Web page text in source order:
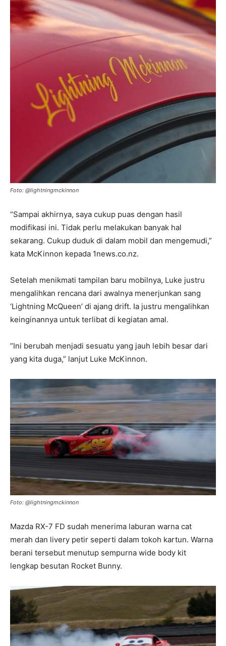
Foto: @lightningmckinnon
“Sampai akhirnya, saya cukup puas dengan hasil
modifikasi ini. Tidak perlu melakukan banyak hal
sekarang. Cukup duduk di dalam mobil dan mengemudi,”
kata McKinnon kepada 1news.co.nz.
Setelah menikmati tampilan baru mobilnya, Luke justru
mengalihkan rencana dari awalnya menerjunkan sang
‘Lightning McQueen’ di ajang drift. Ia justru mengalihkan
keinginannya untuk terlibat di kegiatan amal.
“Ini berubah menjadi sesuatu yang jauh lebih besar dari
yang kita duga,” lanjut Luke McKinnon.
Foto: @lightningmckinnon
Mazda RX-7 FD sudah menerima laburan warna cat
merah dan livery petir seperti dalam tokoh kartun. Warna
berani tersebut menutup sempurna wide body kit
lengkap besutan Rocket Bunny.